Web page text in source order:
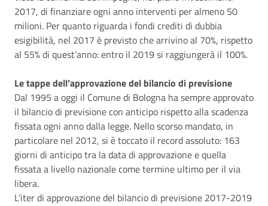
2017, di finanziare ogni anno interventi per almeno 50
milioni. Per quanto riguarda i fondi crediti di dubbia
esigibilità, nel 2017 è previsto che arrivino al 70%, rispetto
al 55% di quest’anno: entro il 2019 si raggiungerà il 100%.
Le tappe dell’approvazione del bilancio di previsione
Dal 1995 a oggi il Comune di Bologna ha sempre approvato
il bilancio di previsione con anticipo rispetto alla scadenza
fissata ogni anno dalla legge. Nello scorso mandato, in
particolare nel 2012, si è toccato il record assoluto: 163
giorni di anticipo tra la data di approvazione e quella
fissata a livello nazionale come termine ultimo per il via
libera.
L’iter di approvazione del bilancio di previsione 2017-2019